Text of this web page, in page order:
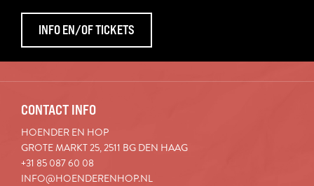
INFO EN/OF TICKETS
CONTACT INFO
HOENDER EN HOP
GROTE MARKT 25, 2511 BG DEN HAAG
+31 85 087 60 08
INFO@HOENDERENHOP.NL